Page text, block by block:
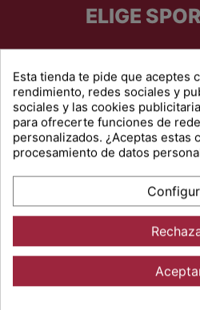
ELIGE
Atención al
En Sport Hípic nos gusta cuidar
dudas.
100% Pago
Esta tienda te pide que aceptes
rendimiento, redes sociales y
sociales y las cookies
para ofrecerte funciones de
personalizados. ¿Aceptas estas
procesamiento de datos